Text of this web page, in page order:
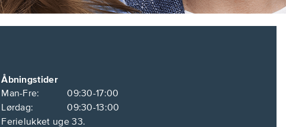
Åbningstider
Man-Fre:
09:30-17:00
Lørdag:
09:30-13:00
Ferielukket uge 33.